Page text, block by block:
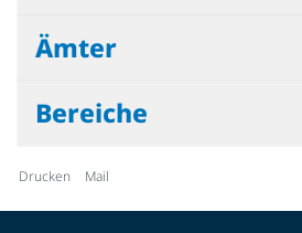
Ämter
Bereiche
Drucken Mail